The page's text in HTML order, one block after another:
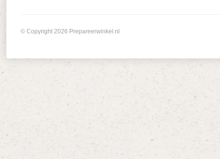
© Copyright 2026 Prepareerwinkel.nl